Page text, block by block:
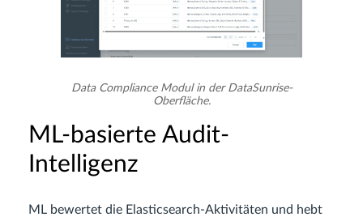
Data Compliance Modul in der DataSunrise-
Oberfläche.
ML-basierte Audit-
Intelligenz
ML bewertet die Elasticsearch-Aktivitäten und hebt